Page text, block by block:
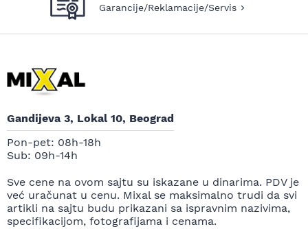
Garancije/Reklamacije/Servis
Gandijeva 3, Lokal 10, Beograd
Pon-pet: 08h-18h
Sub: 09h-14h
Sve cene na ovom sajtu su iskazane u dinarima. PDV je
već uračunat u cenu. Mixal se maksimalno trudi da svi
artikli na sajtu budu prikazani sa ispravnim nazivima,
specifikacijom, fotografijama i cenama.